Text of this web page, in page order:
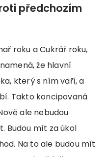
předchozím
roku a Cukrář roku,
že hlavní
který s ním vaří, a
Takto koncipovaná
ale nebudou
Budou mít za úkol
Na to ale budou mít